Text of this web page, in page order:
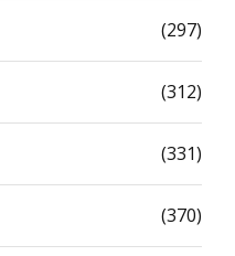
(297)
(312)
(331)
(370)